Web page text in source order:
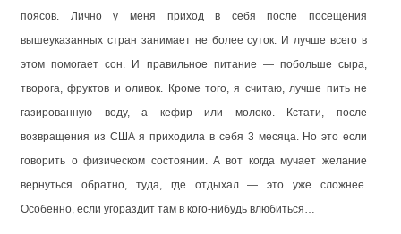
поясов. Лично у меня приход в себя после посещения
вышеуказанных стран занимает не более суток. И лучше всего в
этом помогает сон. И правильное питание — побольше сыра,
творога, фруктов и оливок. Кроме того, я считаю, лучше пить не
газированную воду, а кефир или молоко. Кстати, после
возвращения из США я приходила в себя 3 месяца. Но это если
говорить о физическом состоянии. А вот когда мучает желание
вернуться обратно, туда, где отдыхал — это уже сложнее.
Особенно, если угораздит там в кого-нибудь влюбиться…